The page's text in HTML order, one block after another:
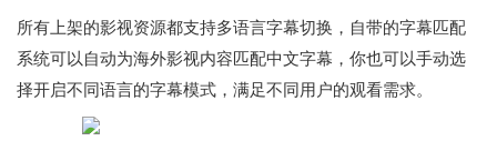
所有上架的影视资源都支持多语言字幕切换，自带的字幕匹配
系统可以自动为海外影视内容匹配中文字幕，你也可以手动选
择开启不同语言的字幕模式，满足不同用户的观看需求。